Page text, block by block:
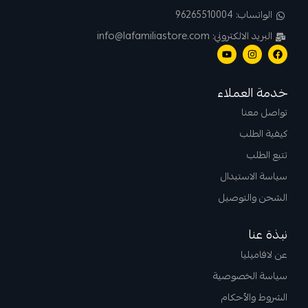
الواتساب: 96265510004
البريد الالكتروني: info@lafamiliastore.com
خدمة العملاء
تواصل معنا
كيفية الطلب
تتبع الطلب
سياسة الاستبدال
الشحن والتوصيل
نبذة عنا
عن لافاميليا
سياسة الخصوصية
الشروط والأحكام